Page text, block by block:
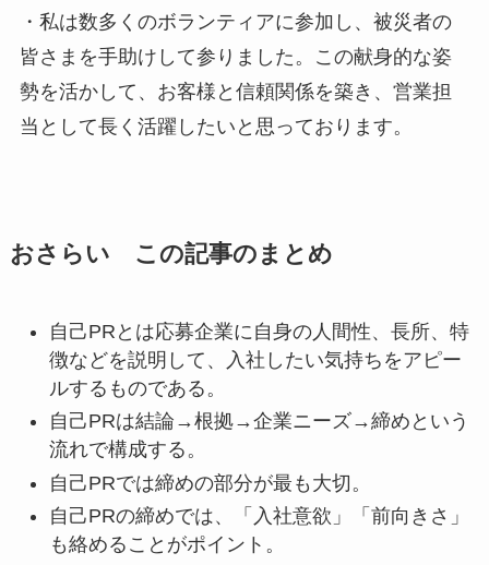
・私は数多くのボランティアに参加し、被災者の
皆さまを手助けして参りました。この献身的な姿
勢を活かして、お客様と信頼関係を築き、営業担
当として長く活躍したいと思っております。
おさらい この記事のまとめ
自己PRとは応募企業に自身の人間性、長所、特
徴などを説明して、入社したい気持ちをアピー
ルするものである。
自己PRは結論→根拠→企業ニーズ→締めという
流れで構成する。
自己PRでは締めの部分が最も大切。
自己PRの締めでは、「入社意欲」「前向きさ」
も絡めることがポイント。